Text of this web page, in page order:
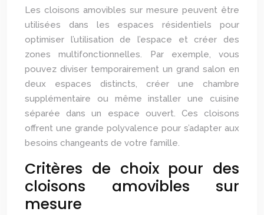
Les cloisons amovibles sur mesure peuvent être
utilisées dans les espaces résidentiels pour
optimiser l’utilisation de l’espace et créer des
zones multifonctionnelles. Par exemple, vous
pouvez diviser temporairement un grand salon en
deux espaces distincts, créer une chambre
supplémentaire ou même installer une cuisine
séparée dans un espace ouvert. Ces cloisons
offrent une grande polyvalence pour s’adapter aux
besoins changeants de votre famille.
Critères de choix pour des
cloisons amovibles sur
mesure